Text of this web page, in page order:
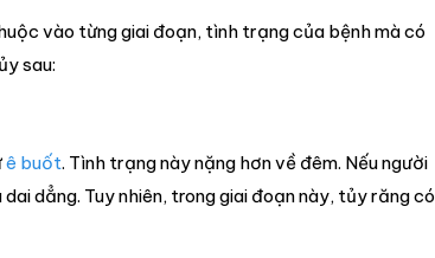
vào từng giai đoạn, tình trạng của bệnh mà có
sau:
ê buốt. Tình trạng này nặng hơn về đêm. Nếu người
dẳng. Tuy nhiên, trong giai đoạn này, tủy răng có